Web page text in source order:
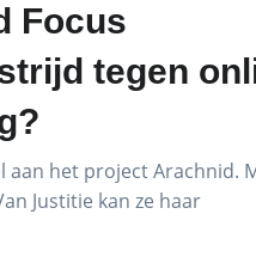
Focus
tegen
aan het project Arachnid.
Justitie kan ze haar